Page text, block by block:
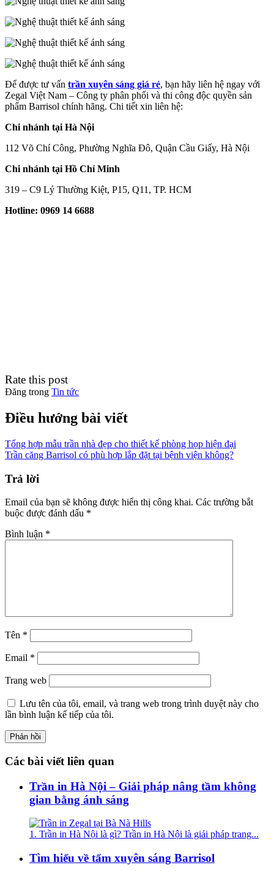
Để được tư vấn trần xuyên sáng giá rẻ, bạn hãy liên hệ ngay với
Zegal Việt Nam – Công ty phân phối và thi công độc quyền sản
phẩm Barrisol chính hãng. Chi tiết xin liên hệ:
Chi nhánh tại Hà Nội
112 Võ Chí Công, Phường Nghĩa Đô, Quận Cầu Giấy, Hà Nội
Chi nhánh tại Hồ Chí Minh
319 – C9 Lý Thường Kiệt, P15, Q11, TP. HCM
Hotline: 0969 14 6688
Rate this post
Đăng trong Tin tức
Điều hướng bài viết
Tổng hợp mẫu trần nhà đẹp cho thiết kế phòng họp hiện đại
Trần căng Barrisol có phù hợp lắp đặt tại bệnh viện không?
Trả lời
Email của bạn sẽ không được hiển thị công khai. Các trường bắt
buộc được đánh dấu *
Bình luận *
Tên *
Email *
Trang web
Lưu tên của tôi, email, và trang web trong trình duyệt này cho
lần bình luận kế tiếp của tôi.
Các bài viết liên quan
Trần in Hà Nội – Giải pháp nâng tầm không
gian bằng ánh sáng
1. Trần in Hà Nội là gì? Trần in Hà Nội là giải pháp trang...
Tìm hiểu về tấm xuyên sáng Barrisol